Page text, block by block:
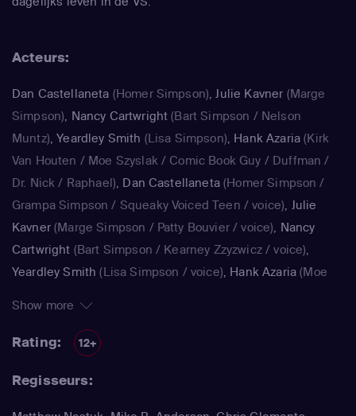
Acteurs:
Dan Castellaneta (Homer Simpson),Julie Kavner (Marge
Simpson), Nancy Cartwright (Bart Simpson / Nelson
Muntz),Yeardley Smith (Lisa Simpson), Hank Azaria (Kirk
Van Houten / Moe Szyslak / Comic Book Guy / Duffman /
Dr. Nick / Raphael), Dan Castellaneta(Homer Simpson /
Grampa Simpson / Squeaky Voiced Teen / voice), Julie
Kavner(Marge Simpson / Patty Bouvier / voice), Nancy
Cartwright (Bart Simpson / Kearney Zzyzwicz / voice),
Yeardley Smith (Lisa Simpson / voice), Hank Azaria (Moe
Castellaneta(Homer Simpson / Kodos)
(Bart Simpson)
Houten / Clancy Wiggum / Snake Jailbird / Maximilian von
Show more
Rating: 12+
Regisseurs: